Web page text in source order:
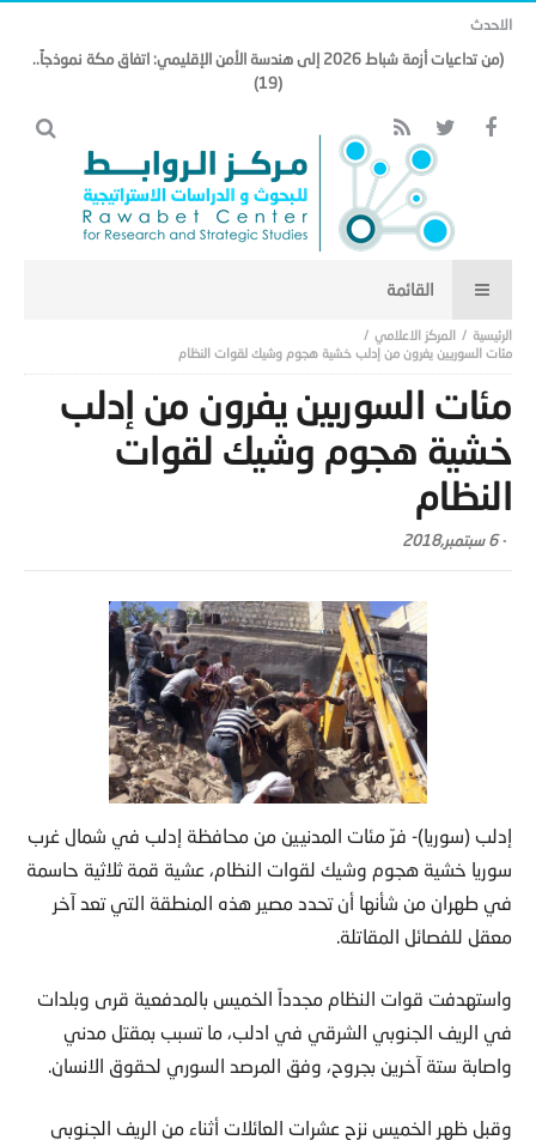
الاحدث
(من تداعيات أزمة شباط 2026 إلى هندسة الأمن الإقليمي: اتفاق مكة نموذجاً..
(19)
المركز الاعلامي
مئات السوريين يفرون من إدلب خشية هجوم وشيك لقوات النظام
مئات السوريين يفرون من إدلب
خشية هجوم وشيك لقوات
النظام
-6 سبتمبر,2018
إدلب (سوريا)- فرّ مئات المدنيين من محافظة إدلب في شمال غرب
سوريا خشية هجوم وشيك لقوات النظام، عشية قمة ثلاثية حاسمة
في طهران من شأنها أن تحدد مصير هذه المنطقة التي تعد آخر
معقل للفصائل المقاتلة.
واستهدفت قوات النظام مجدداً الخميس بالمدفعية قرى وبلدات
في الريف الجنوبي الشرقي في ادلب، ما تسبب بمقتل مدني
واصابة ستة آخرين بجروح، وفق المرصد السوري لحقوق الانسان.
وقبل ظهر الخميس نزح عشرات العائلات أثناء من الريف الجنوبي